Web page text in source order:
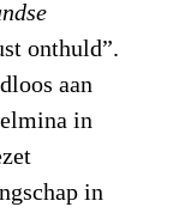
onthuld”.
aan
in
in